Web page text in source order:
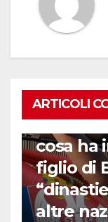
ARTICOLI
GENERAZIONI DI
Chi è il
cosa ha
figlio di
altre